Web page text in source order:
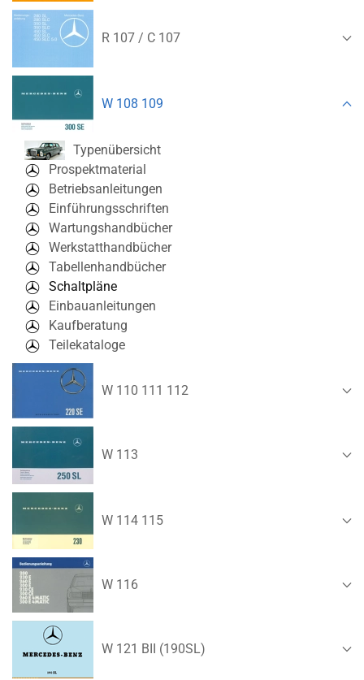
R 107 / C 107
W 108 109
Typenübersicht
Prospektmaterial
Betriebsanleitungen
Einführungsschriften
Wartungshandbücher
Werkstatthandbücher
Tabellenhandbücher
Schaltpläne
Einbauanleitungen
Kaufberatung
Teilekataloge
W 110 111 112
W 113
W 114 115
W 116
W 121 BII (190SL)